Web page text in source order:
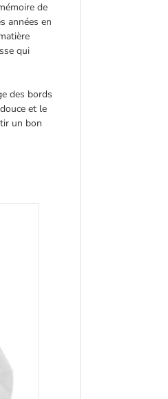
de
années en
qui
des bords
et le
un bon